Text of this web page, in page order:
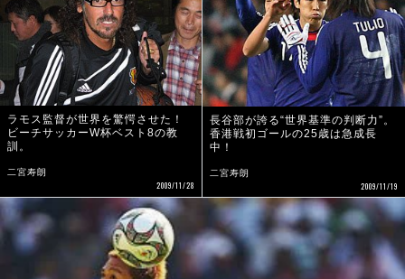
ラモス監督が世界を驚愕させた！
ビーチサッカーW杯ベスト8の教
訓。
二宮寿朗
2009/11/28
長谷部が誇る“世界基準の判断力”。
香港戦初ゴールの25歳は急成長
中！
二宮寿朗
2009/11/19